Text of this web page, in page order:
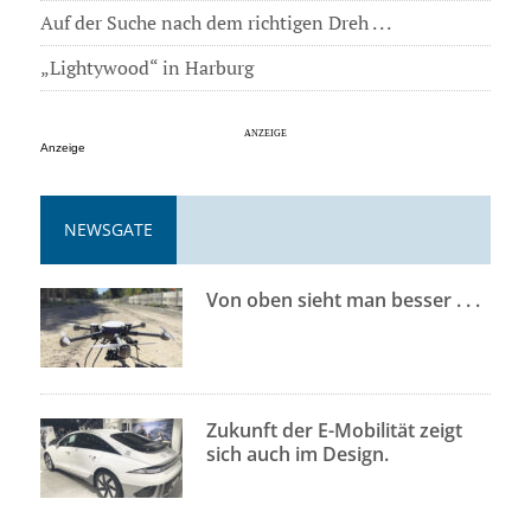
Auf der Suche nach dem richtigen Dreh . . .
„Lightywood“ in Harburg
Anzeige
NEWSGATE
Von oben sieht man besser . . .
Zukunft der E-Mobilität zeigt
sich auch im Design.